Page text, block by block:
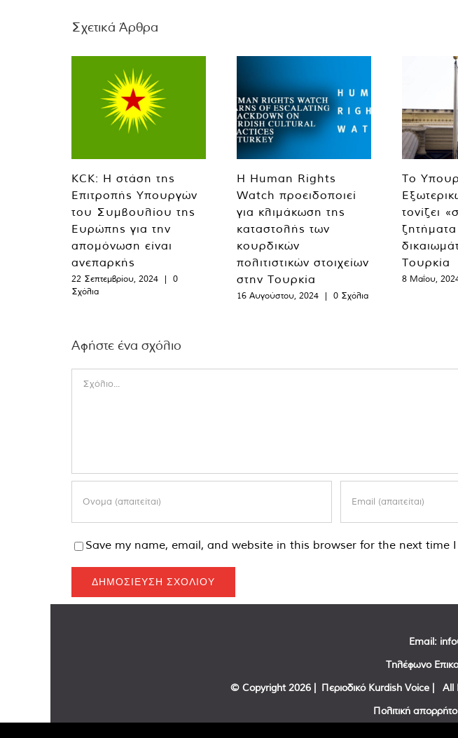
Σχετικά Άρθρα
KCK: Η στάση της
Επιτροπής Υπουργών
του Συμβουλίου της
Ευρώπης για την
απομόνωση είναι
ανεπαρκής
22 Σεπτεμβρίου, 2024 |
0
Σχόλια
Η Human Rights
Watch προειδοποιεί
για κλιμάκωση της
καταστολής των
κουρδικών
πολιτιστικών στοιχείων
στην Τουρκία
16 Αυγούστου, 2024 | 0 Σχόλια
Το
τονίζει
Τουρκία
8 Μαΐου,
Αφήστε ένα σχόλιο
Save my name, email, and website in this browser for the next time I
Email:
Τηλέφωνο
© Copyright 2026 | Περιοδικό Kurdish Voice |
Πολιτική